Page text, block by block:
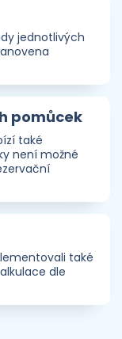
jednotlivých
pomůcek
také
není možné
také
dle